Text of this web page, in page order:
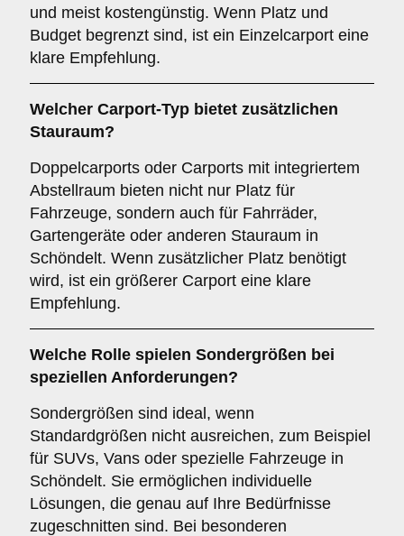
und meist kostengünstig. Wenn Platz und
Budget begrenzt sind, ist ein Einzelcarport eine
klare Empfehlung.
Welcher Carport-Typ bietet zusätzlichen
Stauraum?
Doppelcarports oder Carports mit integriertem
Abstellraum bieten nicht nur Platz für
Fahrzeuge, sondern auch für Fahrräder,
Gartengeräte oder anderen Stauraum in
Schöndelt. Wenn zusätzlicher Platz benötigt
wird, ist ein größerer Carport eine klare
Empfehlung.
Welche Rolle spielen Sondergrößen bei
speziellen Anforderungen?
Sondergrößen sind ideal, wenn
Standardgrößen nicht ausreichen, zum Beispiel
für SUVs, Vans oder spezielle Fahrzeuge in
Schöndelt. Sie ermöglichen individuelle
Lösungen, die genau auf Ihre Bedürfnisse
zugeschnitten sind. Bei besonderen